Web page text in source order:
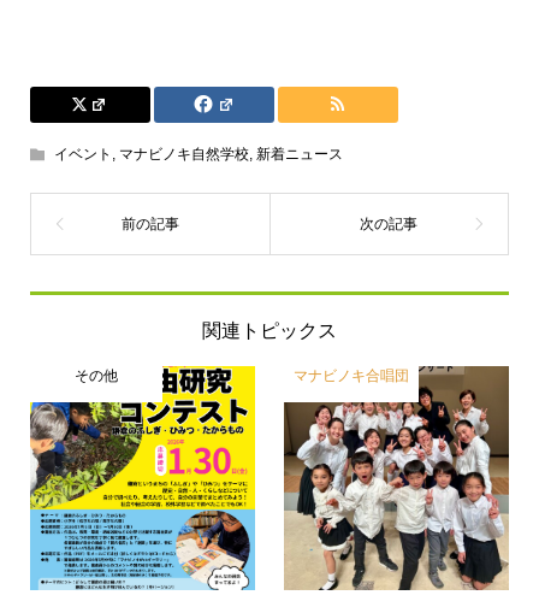
イベント マナビノキ自然学校, 新着ニュース
関連トピックス
その他 マナビノキ合唱団